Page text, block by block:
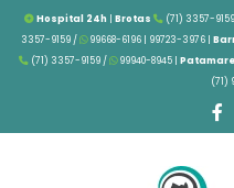
Hospital 24h| Brotas (71) 3357-
3357-9159 /
99668-6196 | 99723-3976 |
(71) 3357-9159 /
99940-8945 |
(71)